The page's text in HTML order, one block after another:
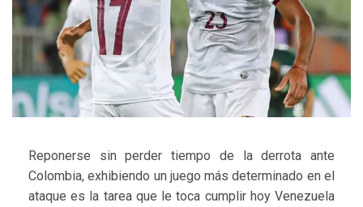
Reponerse sin perder tiempo de la derrota ante
Colombia, exhibiendo un juego más determinado en el
ataque es la tarea que le toca cumplir hoy Venezuela